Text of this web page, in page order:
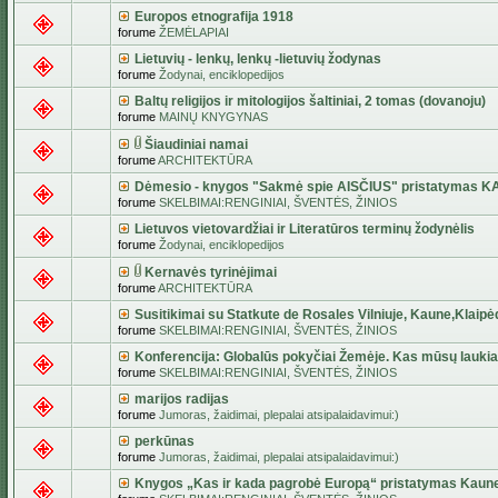
Europos etnografija 1918
forume ŽEMĖLAPIAI
Lietuvių - lenkų, lenkų -lietuvių žodynas
forume Žodynai, enciklopedijos
Baltų religijos ir mitologijos šaltiniai, 2 tomas (dovanoju)
forume MAINŲ KNYGYNAS
Šiaudiniai namai
forumeARCHITEKTŪRA
Dėmesio - knygos "Sakmė spie AISČIUS" pristatymas
forume SKELBIMAI:RENGINIAI, ŠVENTĖS, ŽINIOS
Lietuvos vietovardžiai ir Literatūros terminų žodynėlis
forume Žodynai, enciklopedijos
Kernavės tyrinėjimai
forumeARCHITEKTŪRA
Susitikimai su Statkute de Rosales Vilniuje,
forume SKELBIMAI:RENGINIAI, ŠVENTĖS, ŽINIOS
Konferencija: Globalūs pokyčiai Žemėje. Kas mūsų
forume SKELBIMAI:RENGINIAI, ŠVENTĖS, ŽINIOS
marijos radijas
forume Jumoras, žaidimai, plepalai atsipalaidavimui:)
perkūnas
forume Jumoras, žaidimai, plepalai atsipalaidavimui:)
Knygos „Kas ir kada pagrobė Europą“ pristatymas